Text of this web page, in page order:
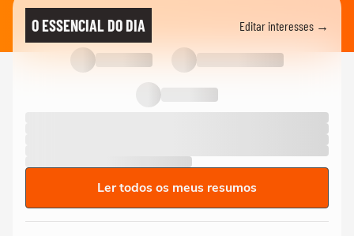
Torta de brócolis com calabresa: delícia
salgada para qualquer ocasião
Aprenda a fazer folhado de linguiça igual
ao de padaria
O ESSENCIAL DO DIA Editar interesses →
Ler todos os meus resumos